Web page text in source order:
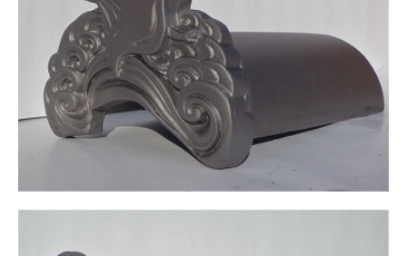
孫七瓦のSDGs宣言
選ばれる理由
お客様の声
屋根工事保証書